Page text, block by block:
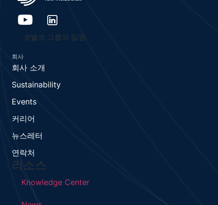
코벨코 그룹의 일원
회사
회사 소개
Sustainability
Events
커리어
뉴스레터
연락처
리소스
Knowledge Center